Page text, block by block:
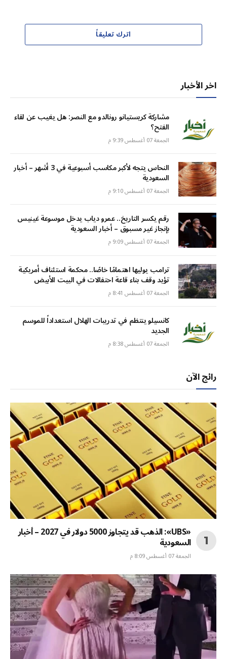
اترك تعليقاً
اخر الأخبار
مشاركة كريستيانو رونالدو مع النصر: هل يغيب عن لقاء
الفتح؟
الجمعة 07 أغسطس 9:39 م
النحاس يتجه لأكبر مكاسب أسبوعية في 3 أشهر – أخبار
السعودية
الجمعة 07 أغسطس 9:10 م
رقم يكسر التاريخ.. عمرو دياب يدخل موسوعة غينيس
بإنجاز غير مسبوق – أخبار السعودية
الجمعة 07 أغسطس 9:09 م
ترامب يوليها اهتمامًا خاصًا.. محكمة استئناف أمريكية
تؤيد وقف بناء قاعة احتفالات في البيت الأبيض
الجمعة 07 أغسطس 8:41 م
كانسيلو ينتظم في تدريبات الهلال استعداداً للموسم
الجديد
الجمعة 07 أغسطس 8:38 م
رائج الآن
«UBS»: الذهب قد يتجاوز 5000 دولار في 2027 – أخبار
السعودية
الجمعة 07 أغسطس 8:09 م